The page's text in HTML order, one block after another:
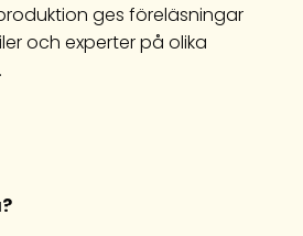
ges föreläsningar
och experter på olika